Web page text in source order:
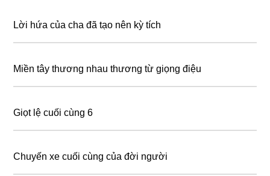
Lời hứa của cha đã tạo nên kỳ tích
Miền tây thương nhau thương từ giọng điệu
Giọt lệ cuối cùng 6
Chuyến xe cuối cùng của đời người